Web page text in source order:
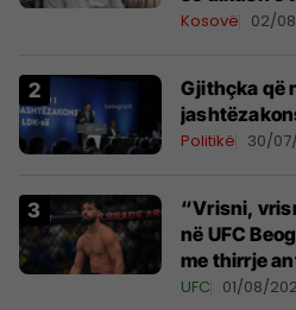
Kosovë 02/
Gjithçka që
Politikë 30/
“Vrisni,
në UFC
me thirrje
tribunat
UFC 01/08/